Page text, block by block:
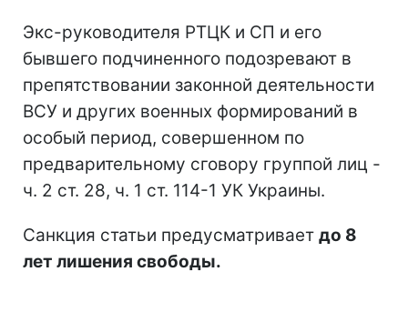
Экс-руководителя РТЦК и СП и его
бывшего подчиненного подозревают в
препятствовании законной деятельности
ВСУ и других военных формирований в
особый период, совершенном по
предварительному сговору группой лиц -
ч. 2 ст. 28, ч. 1 ст. 114-1 УК Украины.
Санкция статьи предусматривает до 8
лет лишения свободы.